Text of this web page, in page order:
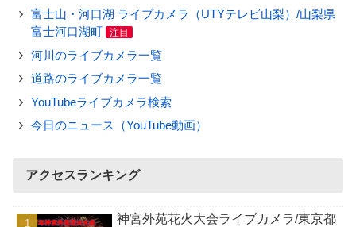
富士山・河口湖 ライブカメラ（UTYテレビ山梨）/山梨県
富士河口湖町
注目
河川のライブカメラ一覧
道路のライブカメラ一覧
YouTubeライブカメラ検索
今日のニュース（YouTube動画）
アクセスランキング
神宮外苑花火大会ライブカメラ/東京都